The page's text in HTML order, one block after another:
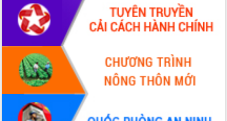
về phát triển nuôi trồng thủy sản
Phó Chủ tịch UBND tỉnh Đắk Lắk
Trương Công Thái kiểm tra thực địa
Dự án cao tốc Khánh Hòa - Buôn Ma
Thuột
Định vị cà phê Việt Nam như một “di
sản sống” trong dòng chảy toàn cầu
Xây dựng nông thôn mới: Nâng cao đời
sống người dân từ những mô hình thiết
Quyết liệt tháo gỡ vướng mắc, đẩy